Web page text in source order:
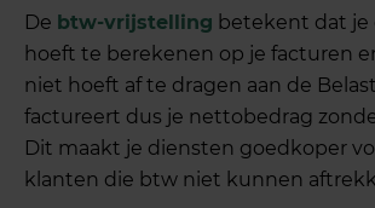
De btw-vrijstelling betekent dat je
hoeft te berekenen op je facturen
niet hoeft af te dragen aan de
factureert dus je nettobedrag
Dit maakt je diensten goedkoper
klanten die btw niet kunnen